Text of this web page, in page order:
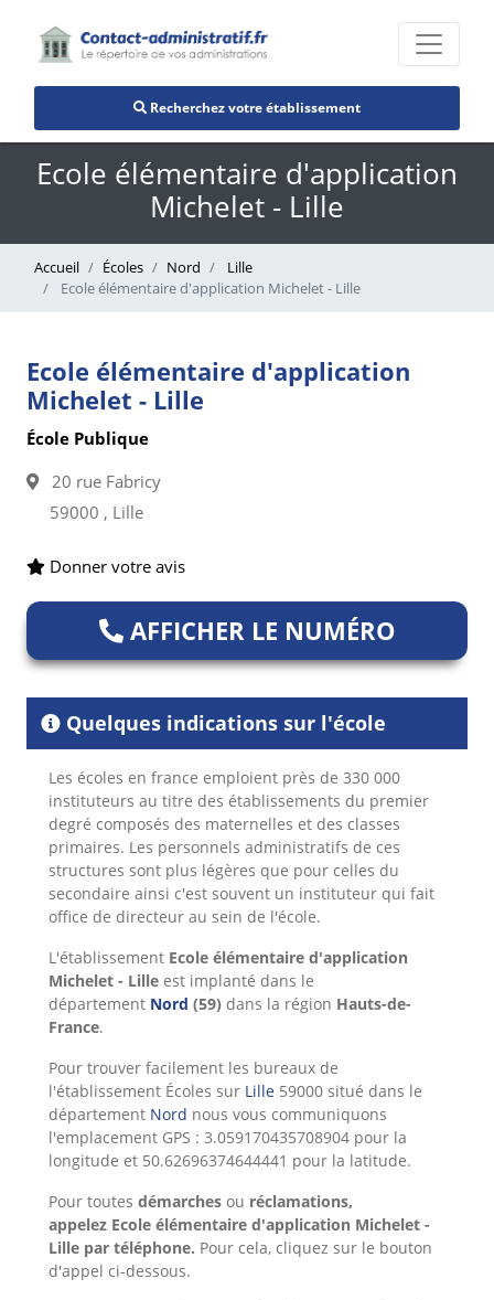
Recherchez votre établissement
Ecole élémentaire d'application
Michelet - Lille
Accueil Écoles Nord
Lille
Ecole élémentaire d'application Michelet - Lille
Ecole élémentaire d'application
Michelet - Lille
École Publique
20 rue Fabricy
59000 , Lille
Donner votre avis
AFFICHER LE NUMÉRO
Quelques indications sur l'école
Les écoles en france emploient près de 330 000
instituteurs au titre des établissements du premier
degré composés des maternelles et des classes
primaires. Les personnels administratifs de ces
structures sont plus légères que pour celles du
secondaire ainsi c'est souvent un instituteur qui fait
office de directeur au sein de l'école.
L'établissement Ecole élémentaire d'application
Michelet - Lille est implanté dans le
département Nord (59) dans la région Hauts-de-
France.
Pour trouver facilement les bureaux de
l'établissement Écoles sur Lille 59000 situé dans le
département Nord nous vous communiquons
l'emplacement GPS : 3.059170435708904 pour la
longitude et 50.62696374644441 pour la latitude.
Pour toutes démarches ou réclamations,
appelez Ecole élémentaire d'application Michelet -
Lille par téléphone. Pour cela, cliquez sur le bouton
d'appel ci-dessous.